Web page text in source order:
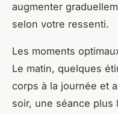
augmenter
selon votre ressenti.
Les moments
Le matin, quelques
corps à la journée et
soir, une séance plus